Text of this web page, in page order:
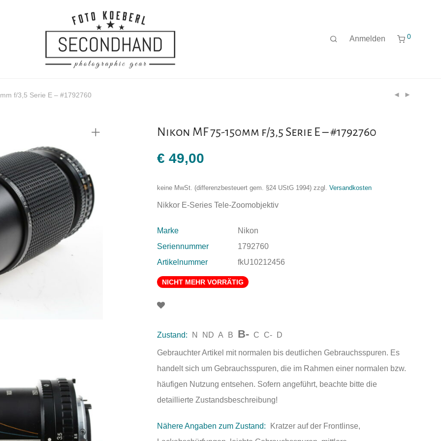
Anmelden 0
f/3,5 Serie E – #1792760
Nikon MF 75-150mm f/3,5 Serie E – #1792760
€ 49,00
keine MwSt. (differenzbesteuert gem. §24 UStG 1994) zzgl. Versandkosten
Nikkor E-Series Tele-Zoomobjektiv
Marke
Nikon
Seriennummer
1792760
Artikelnummer
fkU10212456
NICHT MEHR VORRÄTIG
Zustand: N ND A B B- C C- D
Gebrauchter Artikel mit normalen bis deutlichen Gebrauchsspuren. Es
handelt sich um Gebrauchsspuren, die im Rahmen einer normalen bzw.
häufigen Nutzung entsehen. Sofern angeführt, beachte bitte die
detaillierte Zustandsbeschreibung!
Nähere Angaben zum Zustand:
Kratzer auf der Frontlinse,